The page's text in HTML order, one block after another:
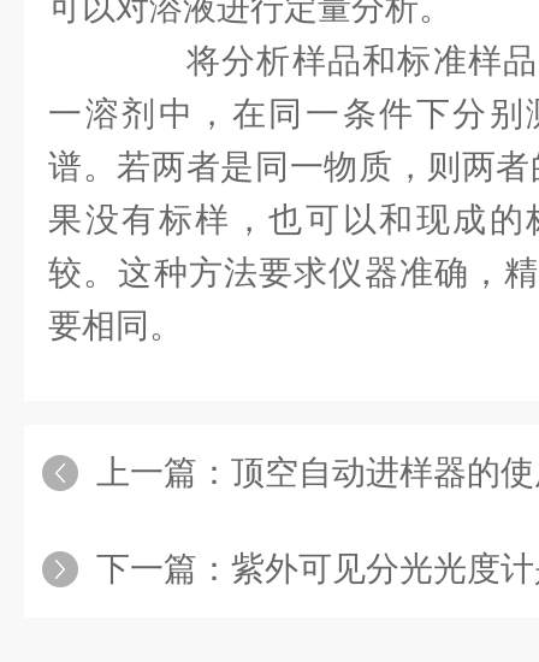
可以对溶液进行定量分析。
将分析样品和标准样品
一溶剂中，在同一条件下分
谱。若两者是同一物质，则两
果没有标样，也可以和现成
较。这种方法要求仪器准确，
要相同。
上一篇： 顶空自动进样器的
下一篇： 紫外可见分光光度